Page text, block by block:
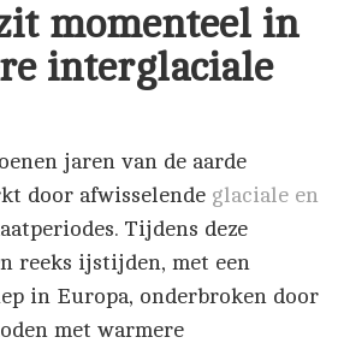
momenteel in
interglaciale
jaren van de aarde
door afwisselende glaciale en
Tijdens deze
reeks ijstijden, met een
in Europa, onderbroken door
met warmere